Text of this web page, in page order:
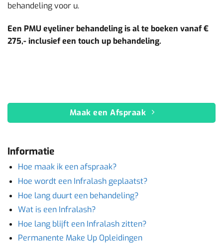
behandeling voor u.
Een PMU eyeliner behandeling is al te boeken vanaf €
275,- inclusief een touch up behandeling.
Maak een Afspraak
Informatie
Hoe maak ik een afspraak?
Hoe wordt een Infralash geplaatst?
Hoe lang duurt een behandeling?
Wat is een Infralash?
Hoe lang blijft een Infralash zitten?
Permanente Make Up Opleidingen